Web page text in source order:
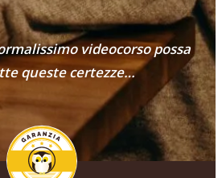
videocorso possa
queste certezze…